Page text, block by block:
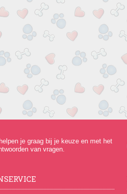
je graag bij je keuze en met het
van vragen.